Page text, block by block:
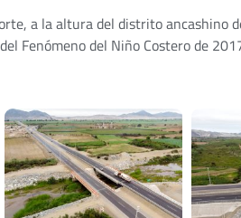
a la altura del distrito ancashino
Fenómeno del Niño Costero de